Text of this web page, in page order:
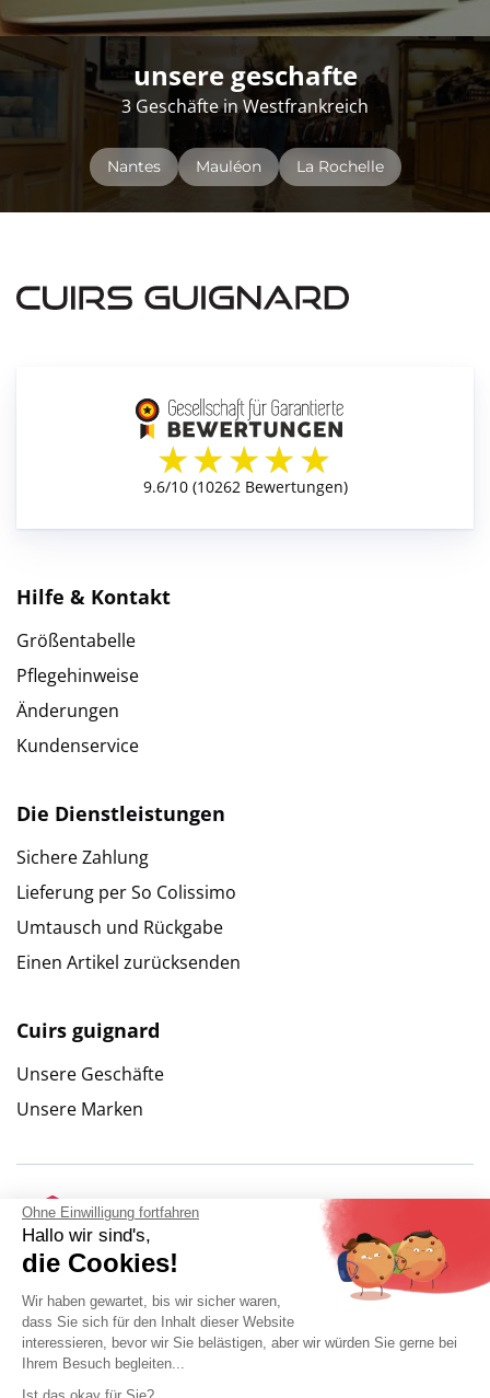
Ohne Einwilligung fortfahren
Hallo wir sind's,
die Cookies!
Wir haben gewartet, bis wir sicher waren,
dass Sie sich für den Inhalt dieser Website
interessieren, bevor wir Sie belästigen, aber wir würden Sie gerne bei
Ihrem Besuch begleiten...
Ist das okay für Sie?
unsere geschafte
3 Geschäfte in Westfrankreich
Nantes Mauléon La Rochelle
Hilfe & Kontakt
Größentabelle
Pflegehinweise
Änderungen
Kundenservice
Die Dienstleistungen
Sichere Zahlung
Lieferung per So Colissimo
Umtausch und Rückgabe
Einen Artikel zurücksenden
Cuirs guignard
Unsere Geschäfte
Unsere Marken